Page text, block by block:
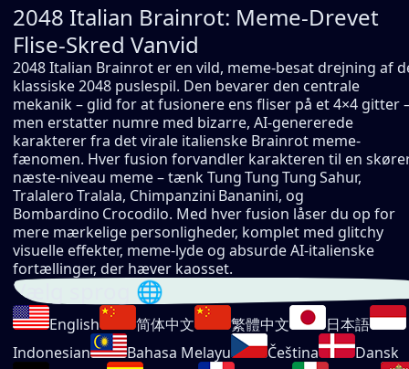
2048 Italian Brainrot: Meme-Drevet
Flise-Skred Vanvid
2048 Italian Brainrot er en vild, meme-besat drejning af
klassiske 2048 puslespil. Den bevarer den centrale
mekanik – glid for at fusionere ens fliser på et 4×4 gitter
men erstatter numre med bizarre, AI-genererede
karakterer fra det virale italienske Brainrot meme-
fænomen. Hver fusion forvandler karakteren til en
næste-niveau meme – tænk Tung Tung Tung Sahur,
Tralalero Tralala, Chimpanzini Bananini, og
Bombardino Crocodilo. Med hver fusion låser du op for
mere mærkelige personligheder, komplet med glitchy
visuelle effekter, meme-lyde og absurde AI-italienske
fortællinger, der hæver kaosset.
Vælg sprog 🌐
English 简体中文 繁體中文
日本語
Indonesian
Bahasa Melayu Čeština
Dansk